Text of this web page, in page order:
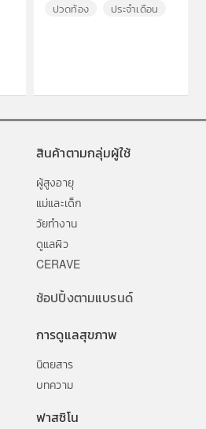
ปวดท้อง ประจำเดือน
สินค้าตามกลุ่มผู้ใช้
ผู้สูงอายุ
แม่และเด็ก
วัยทำงาน
ดูแลผิว
CERAVE
ช้อปปิ้งตามแบรนด์
การดูแลสุขภาพ
นิตยสาร
บทความ
ฟาสซิโน